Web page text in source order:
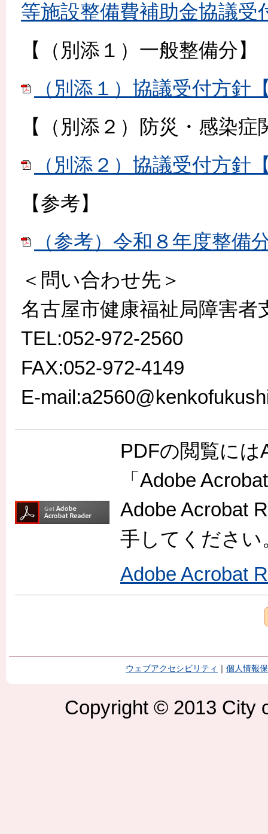
等施設整備費補助金協議受
【（別添１）一般整備分】
（別添１）協議受付方針
【（別添２）防災・感染
（別添２）協議受付方針
【参考】
（参考）令和８年度整備
＜問い合わせ先＞
名古屋市健康福祉局障害者
TEL:052-972-2560
FAX:052-972-4149
E-
PDFの閲覧に
「Adobe
Adobe Acrobat
手してください
Adobe Acrobat
ウェブアクセシビリティ 個人情報
Copyright © 2013 City